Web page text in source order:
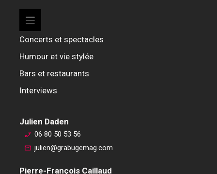
Concerts et spectacles
Humour et vie stylée
Bars et restaurants
Interviews
Julien Daden
06 80 50 53 56
julien@grabugemag.com
Pierre-François Caillaud